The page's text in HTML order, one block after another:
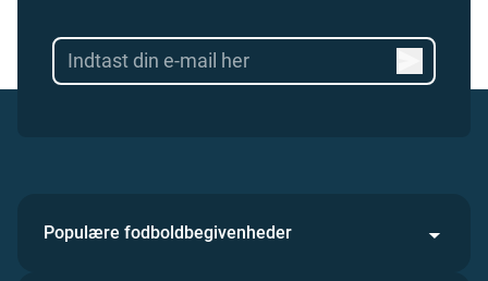
Populære fodboldbegivenheder